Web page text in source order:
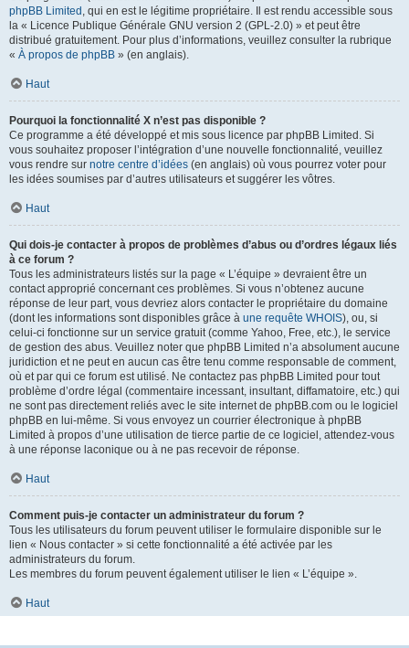
phpBB Limited , qui en est le légitime propriétaire. Il est rendu accessible sous
la « Licence Publique Générale GNU version 2 (GPL-2.0) » et peut être
distribué gratuitement. Pour plus d’informations, veuillez consulter la rubrique
« À propos de phpBB » (en anglais).
Haut
Pourquoi la fonctionnalité X n’est pas disponible ?
Ce programme a été développé et mis sous licence par phpBB Limited. Si
vous souhaitez proposer l’intégration d’une nouvelle fonctionnalité, veuillez
vous rendre sur notre centre d’idées (en anglais) où vous pourrez voter pour
les idées soumises par d’autres utilisateurs et suggérer les vôtres.
Haut
Qui dois-je contacter à propos de problèmes d’abus ou d’ordres légaux liés
à ce forum ?
Tous les administrateurs listés sur la page « L’équipe » devraient être un
contact approprié concernant ces problèmes. Si vous n’obtenez aucune
réponse de leur part, vous devriez alors contacter le propriétaire du domaine
(dont les informations sont disponibles grâce à une requête WHOIS), ou, si
celui-ci fonctionne sur un service gratuit (comme Yahoo, Free, etc.), le service
de gestion des abus. Veuillez noter que phpBB Limited n’a absolument aucune
juridiction et ne peut en aucun cas être tenu comme responsable de comment,
où et par qui ce forum est utilisé. Ne contactez pas phpBB Limited pour tout
problème d’ordre légal (commentaire incessant, insultant, diffamatoire, etc.) qui
ne sont pas directement reliés avec le site internet de phpBB.com ou le logiciel
phpBB en lui-même. Si vous envoyez un courrier électronique à phpBB
Limited à propos d’une utilisation de tierce partie de ce logiciel, attendez-vous
à une réponse laconique ou à ne pas recevoir de réponse.
Haut
Comment puis-je contacter un administrateur du forum ?
Tous les utilisateurs du forum peuvent utiliser le formulaire disponible sur le
lien « Nous contacter » si cette fonctionnalité a été activée par les
administrateurs du forum.
Les membres du forum peuvent également utiliser le lien « L’équipe ».
Haut